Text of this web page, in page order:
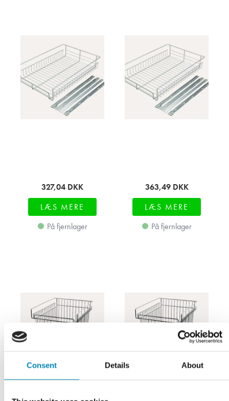
Consent Details About
327,04 DKK
LÆS MERE
På fjernlager
363,49 DKK
LÆS MERE
På fjernlager